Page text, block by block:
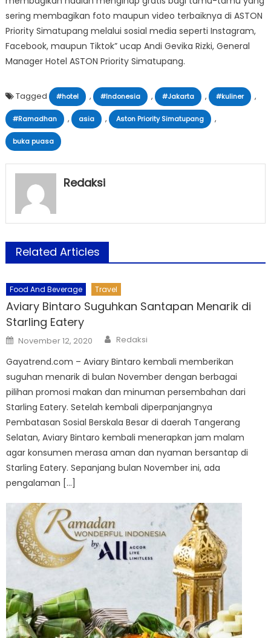
sering membagikan foto maupun video terbaiknya di ASTON
Priority Simatupang melalui sosial media seperti Instagram,
Facebook, maupun Tiktok” ucap Andi Gevika Rizki, General
Manager Hotel ASTON Priority Simatupang.
Tagged #hotel , #Indonesia , #Jakarta , #kuliner ,
#Ramadhan , asia , Aston Priority Simatupang ,
buka puasa
Redaksi
Related Articles
Food And Beverage Travel
Aviary Bintaro Suguhkan Santapan Menarik di
Starling Eatery
Posted
on
November 12, 2020 Author
Redaksi
Gayatrend.com – Aviary Bintaro kembali memberikan
suguhan menarik di bulan November dengan berbagai
pilihan promosi makan dan minuman persembahan dari
Starling Eatery. Setelah kembali diperpanjangnya
Pembatasan Sosial Berskala Besar di daerah Tangerang
Selatan, Aviary Bintaro kembali menerapkan jam malam
agar konsumen merasa aman dan nyaman bersantap di
Starling Eatery. Sepanjang bulan November ini, ada
pengalaman […]